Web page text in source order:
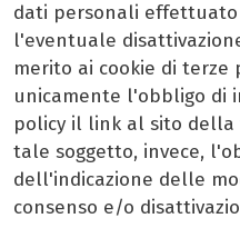
dati personali
l'eventuale
merito ai cookie di
unicamente l'obbligo di
policy il link al sito della
tale soggetto, invece,
dell'indicazione delle
consenso e/o